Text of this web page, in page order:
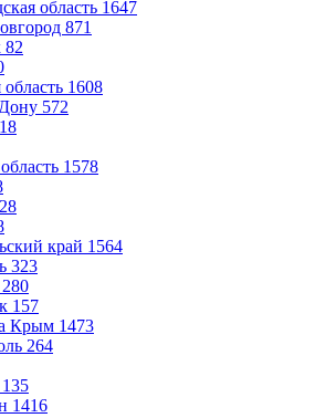
область 1647
871
82
область 1608
572
1578
край 1564
323
280
157
Крым 1473
264
135
1416